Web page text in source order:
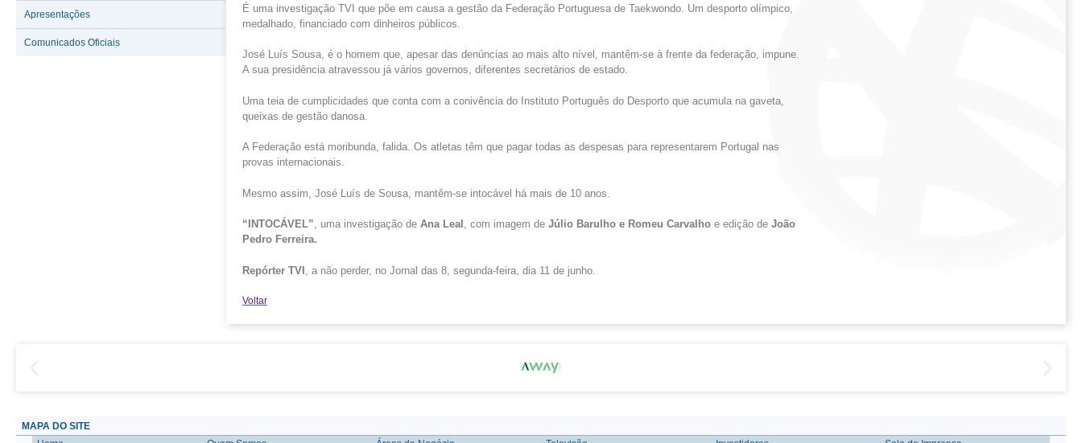
Apresentações
Comunicados Oficiais
É uma investigação TVI que põe em causa a gestão da Federação Portuguesa de Taekwondo. Um desporto olímpico,
medalhado, financiado com dinheiros públicos.
José Luís Sousa, é o homem que, apesar das denúncias ao mais alto nível, mantêm-se à frente da federação, impune.
A sua presidência atravessou já vários governos, diferentes secretários de estado.
Uma teia de cumplicidades que conta com a conivência do Instituto Português do Desporto que acumula na gaveta,
queixas de gestão danosa.
A Federação está moribunda, falida. Os atletas têm que pagar todas as despesas para representarem Portugal nas
provas internacionais.
Mesmo assim, José Luís de Sousa, mantêm-se intocável há mais de 10 anos.
“INTOCÁVEL”, uma investigação de Ana Leal , com imagem de Júlio Barulho e Romeu Carvalhoe edição de João
Pedro Ferreira.
Repórter TVI , a não perder, no Jornal das 8, segunda-feira, dia 11 de junho.
Voltar
MAPA DO SITE